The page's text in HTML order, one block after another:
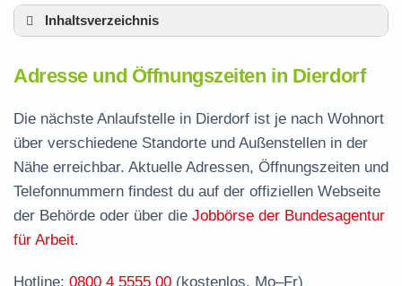
Inhaltsverzeichnis
Leistungen der Arbeitsvermittlung in Dierdorf
Termin vereinbaren und Bürgergeld beantragen
Jobcenter Neuwied – zuständige Stelle
Stellenangebote und Jobbörse in Dierdorf
Häufige Fragen rund ums Jobcenter
Adresse und Öffnungszeiten in Dierdorf
Die nächste Anlaufstelle in Dierdorf ist je nach Wohnort
über verschiedene Standorte und Außenstellen in der
Nähe erreichbar. Aktuelle Adressen, Öffnungszeiten und
Telefonnummern findest du auf der offiziellen Webseite
der Behörde oder über die Jobbörse der Bundesagentur
für Arbeit.
Hotline: 0800 4 5555 00 (kostenlos, Mo–Fr)